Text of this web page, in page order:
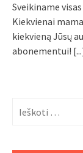
Sveikiname
Kiekvienai
kiekvieną Jūsų
abonementui!